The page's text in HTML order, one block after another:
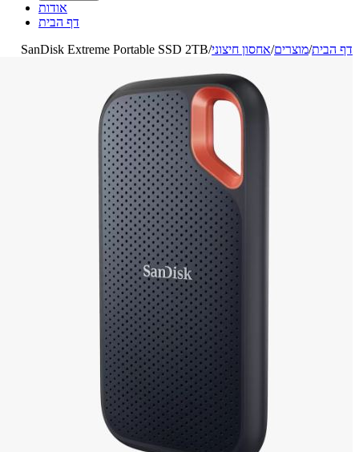
אודות
דף הבית
דף הבית/מוצרים/אחסון חיצוני/
SanDisk Extreme Portable SSD 2TB